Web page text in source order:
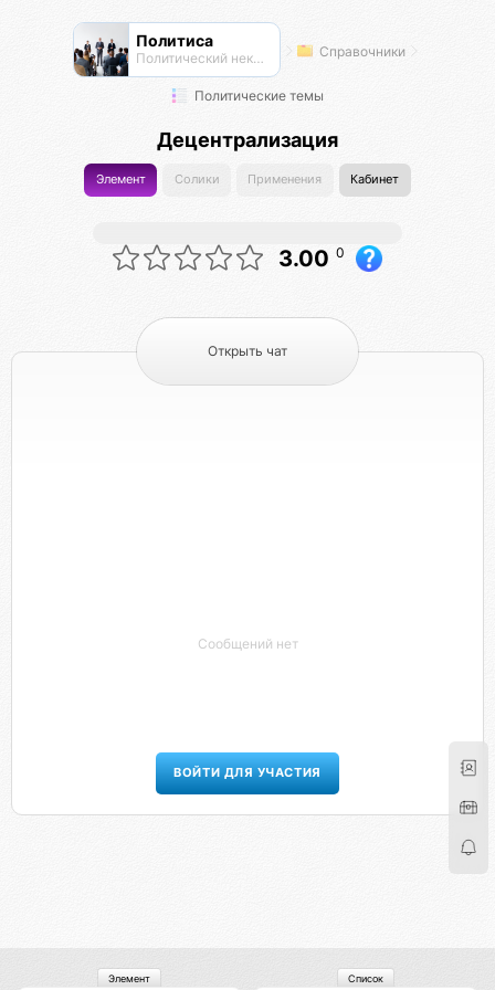
Политиса
Политический нексус Справочники
Политические темы
Децентрализация
Элемент Солики Применения Кабинет
3.00 0
Открыть чат
Сообщений нет
ВОЙТИ ДЛЯ УЧАСТИЯ
Элемент Список